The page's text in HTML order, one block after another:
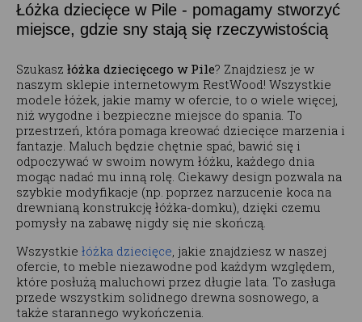
Łóżka dziecięce w Pile - pomagamy stworzyć
miejsce, gdzie sny stają się rzeczywistością
Szukasz łóżka dziecięcego w Pile? Znajdziesz je w
naszym sklepie internetowym RestWood! Wszystkie
modele łóżek, jakie mamy w ofercie, to o wiele więcej,
niż wygodne i bezpieczne miejsce do spania. To
przestrzeń, która pomaga kreować dziecięce marzenia i
fantazje. Maluch będzie chętnie spać, bawić się i
odpoczywać w swoim nowym łóżku, każdego dnia
mogąc nadać mu inną rolę. Ciekawy design pozwala na
szybkie modyfikacje (np. poprzez narzucenie koca na
drewnianą konstrukcję łóżka-domku), dzięki czemu
pomysły na zabawę nigdy się nie skończą.
Wszystkie łóżka dziecięce, jakie znajdziesz w naszej
ofercie, to meble niezawodne pod każdym względem,
które posłużą maluchowi przez długie lata. To zasługa
przede wszystkim solidnego drewna sosnowego, a
także starannego wykończenia.